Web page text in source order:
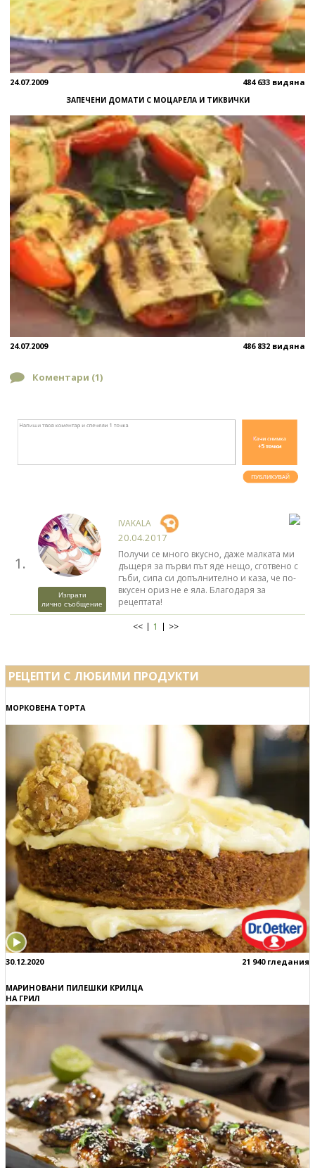
24.07.2009 484 633 видяна
ЗАПЕЧЕНИ ДОМАТИ С МОЦАРЕЛА И ТИКВИЧКИ
24.07.2009 486 832 видяна
Коментари (1)
1.
Изпрати
лично съобщение
IVAKALA
20.04.2017
Получи се много вкусно, даже малката ми
дъщеря за първи път яде нещо, сготвено с
гъби, сипа си допълнително и каза, че по-
вкусен ориз не е яла. Благодаря за
рецептата!
<< 1 >>
РЕЦЕПТИ С ЛЮБИМИ ПРОДУКТИ
МОРКОВЕНА ТОРТА
30.12.2020 21 940 гледания
МАРИНОВАНИ ПИЛЕШКИ КРИЛЦА
НА ГРИЛ